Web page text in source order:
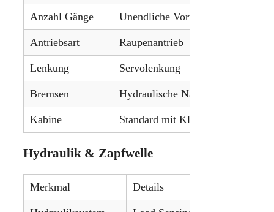
Anzahl Gänge Unendliche Vorwärts- und
Antriebsart Raupenantrieb
Lenkung Servolenkung
Bremsen Hydraulische
Kabine Standard mit Klimaanlage
Hydraulik & Zapfwelle
Merkmal Details